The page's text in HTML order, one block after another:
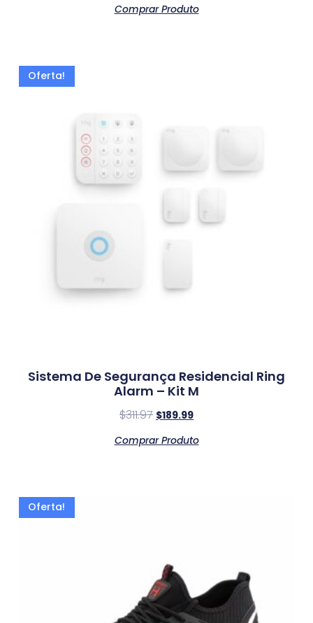
Comprar Produto
Oferta!
Sistema De Segurança Residencial Ring
Alarm – Kit M
$311.97 $189.99
Comprar Produto
Oferta!